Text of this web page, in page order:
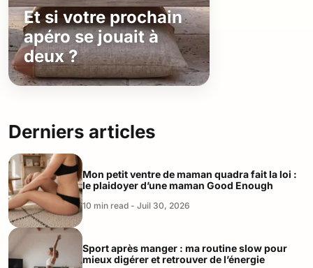
Et si votre prochain
apéro se jouait à
deux ?
Derniers articles
Mon petit ventre de maman quadra fait la loi :
le plaidoyer d’une maman Good Enough
10 min read - Juil 30, 2026
Sport après manger : ma routine slow pour
mieux digérer et retrouver de l’énergie